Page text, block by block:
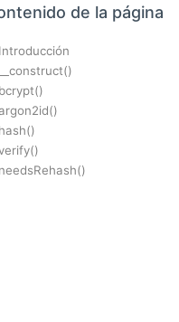
de la página
Introducción
__construct()
bcrypt()
hash()
needsRehash()